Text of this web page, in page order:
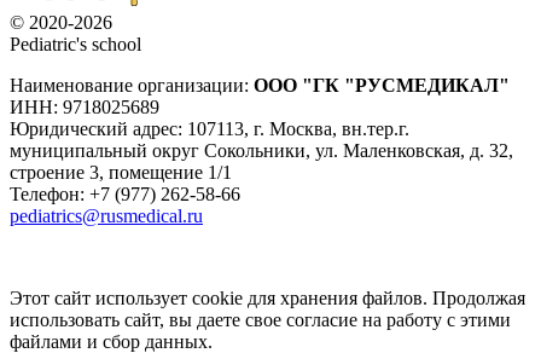
© 2020-2026
Pediatric's school
Наименование организации: ООО "ГК "РУСМЕДИКАЛ"
ИНН: 9718025689
Юридический адрес: 107113, г. Москва, вн.тер.г.
муниципальный округ Сокольники, ул. Маленковская, д. 32,
строение 3, помещение 1/1
Телефон: +7 (977) 262-58-66
pediatrics@rusmedical.ru
Этот сайт использует cookie для хранения файлов. Продолжая
использовать сайт, вы даете свое согласие на работу с этими
файлами и сбор данных.